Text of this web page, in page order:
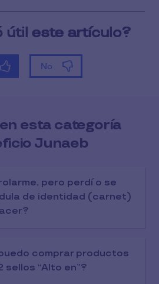
esta categoría
Junaeb
pero perdí o se
de identidad (carnet)
comprar productos
sellos “Alto en”?